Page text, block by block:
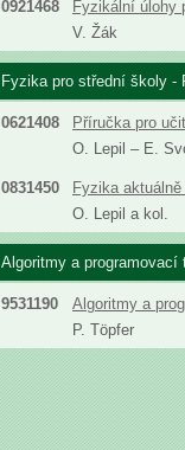
0921468
Fyzikální úlohy
V. Žák
Fyzika pro střední školy -
0621408
Příručka pro
O. Lepil – E.
0831450
Fyzika
O. Lepil a kol.
Algoritmy a programovací
9531190
Algoritmy a
P. Töpfer